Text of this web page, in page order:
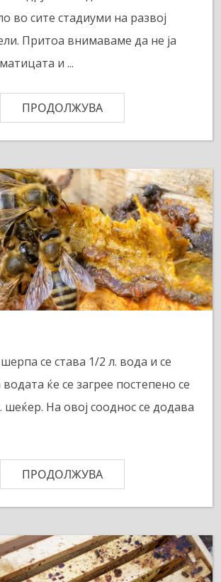
во сите стадиуми на развој
Притоа внимаваме да не ја
и ...
ПРОДОЛЖУВА
се става 1/2 л. вода и се
водата ќе се загрее постепено се
шеќер. На овој сооднос се додава
ПРОДОЛЖУВА